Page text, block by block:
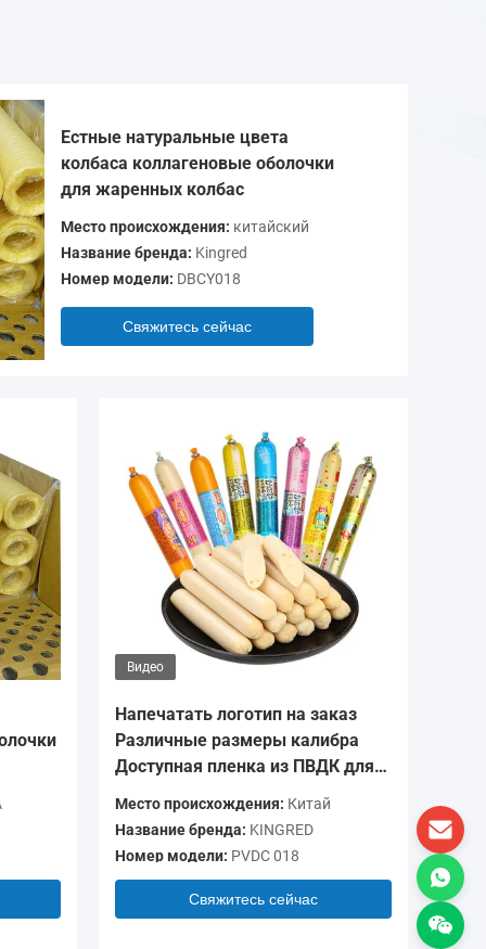
Естные натуральные цвета
колбаса коллагеновые оболочки
для жаренных колбас
Место происхождения: китайский
Название бренда: Kingred
Номер модели: DBCY018
Свяжитесь сейчас
Видео
Напечатать логотип на заказ
Различные размеры калибра
Доступная пленка из ПВДК для
Место происхождения: Китай
Название бренда: KINGRED
Номер модели: PVDC 018
Свяжитесь сейчас
Место
Номер